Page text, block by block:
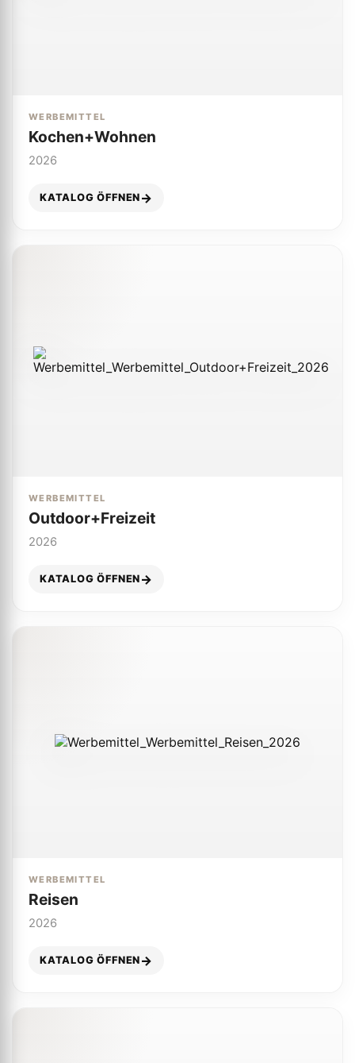
WERBEMITTEL
Kochen+Wohnen
2026
KATALOG ÖFFNEN
WERBEMITTEL
Outdoor+Freizeit
2026
KATALOG ÖFFNEN
WERBEMITTEL
Reisen
2026
KATALOG ÖFFNEN